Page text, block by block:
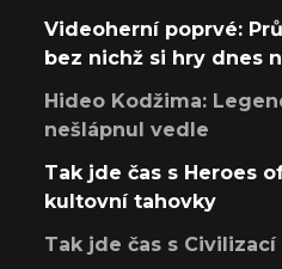
Videoherní poprvé:
bez nichž si hry dnes
Hideo Kodžima:
nešlápnul vedle
Tak jde čas s Heroes
kultovní tahovky
Tak jde čas s